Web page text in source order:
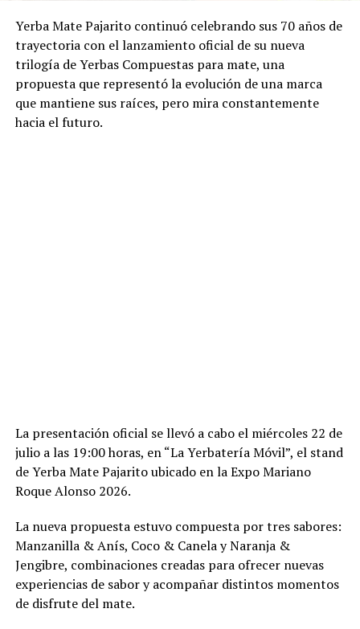
Yerba Mate Pajarito continuó celebrando sus 70 años de
trayectoria con el lanzamiento oficial de su nueva
trilogía de Yerbas Compuestas para mate, una
propuesta que representó la evolución de una marca
que mantiene sus raíces, pero mira constantemente
hacia el futuro.
La presentación oficial se llevó a cabo el miércoles 22 de
julio a las 19:00 horas, en “La Yerbatería Móvil”, el stand
de Yerba Mate Pajarito ubicado en la Expo Mariano
Roque Alonso 2026.
La nueva propuesta estuvo compuesta por tres sabores:
Manzanilla & Anís, Coco & Canela y Naranja &
Jengibre, combinaciones creadas para ofrecer nuevas
experiencias de sabor y acompañar distintos momentos
de disfrute del mate.